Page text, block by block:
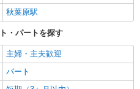
秋葉原駅
・パートを探す
主婦・主夫歓迎
パート